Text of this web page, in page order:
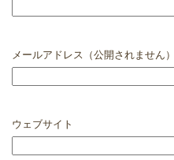
メールアドレス（公開されません）
ウェブサイト